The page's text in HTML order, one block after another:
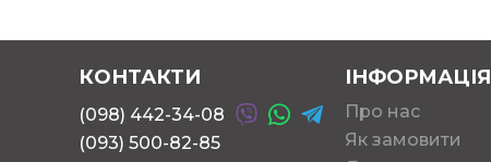
КОНТАКТИ
(098) 442-34-08
(093) 500-82-85
ІНФОРМАЦІЯ
Про нас
Як замовити